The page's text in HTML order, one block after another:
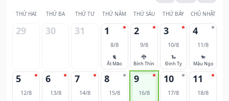
THỨ HAI THỨ BA THỨ TƯ THỨ NĂM THỨ SÁU THỨ BẢY CHỦ NHẬT
29 30 31 1
8/8
🐈
Ất Mão
2
9/8
🐉
Bính Thìn
3
10/8
🐍
Đinh Tỵ
4
11/8
🐎
Mậu Ngọ
5
12/8
6
13/8
7
14/8
8
15/8
9
16/8
10
17/8
11
18/8